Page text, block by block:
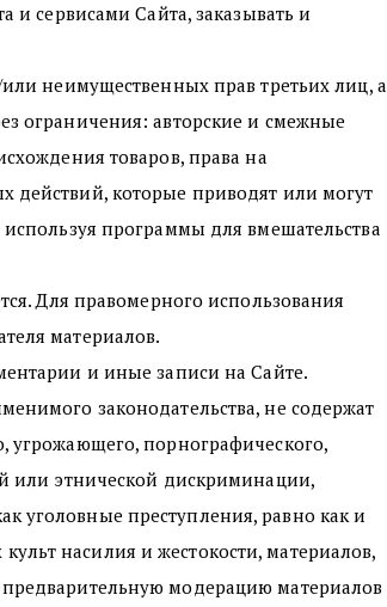
и сервисами Сайта, заказывать и
неимущественных прав третьих лиц, а
ограничения: авторские и смежные
товаров, права на
действий, которые приводят или могут
программы для вмешательства
Для правомерного использования
материалов.
и иные записи на Сайте.
законодательства, не содержат
угрожающего, порнографического,
или этнической дискриминации,
уголовные преступления, равно как и
насилия и жестокости, материалов,
модерацию материалов